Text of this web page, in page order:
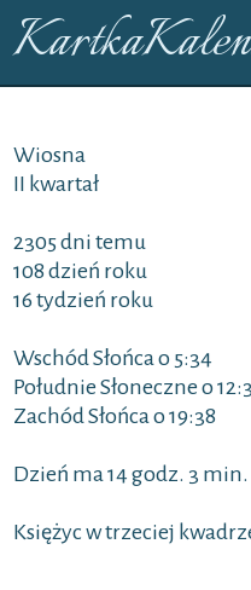
Wiosna
II kwartał
2305 dni temu
108 dzień roku
16 tydzień roku
Wschód Słońca o 5:34
Południe Słoneczne o
Zachód Słońca o 19:38
Dzień ma 14 godz. 3 min.
Księżyc w trzeciej